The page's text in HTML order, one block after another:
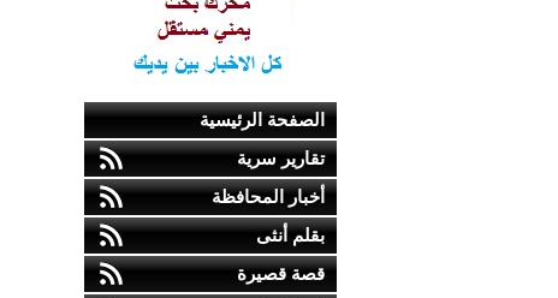
الصفحة الرئيسية
تقارير سرية
أخبار المحافظة
بقلم أنثى
قصة قصيرة